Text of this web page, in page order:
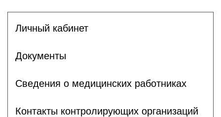
Личный кабинет
Документы
Сведения о медицинских работниках
Контакты контролирующих организаций